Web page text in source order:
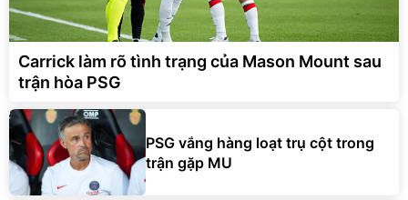
Carrick làm rõ tình trạng của Mason Mount sau
trận hòa PSG
PSG vắng hàng loạt trụ cột trong
trận gặp MU